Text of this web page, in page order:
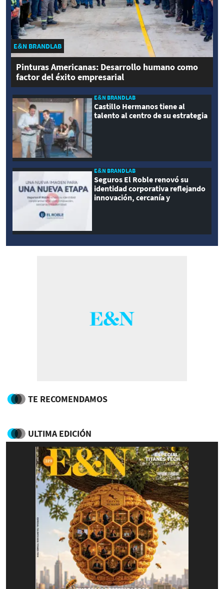
E&N BRANDLAB
Pinturas Americanas: Desarrollo humano como
factor del éxito empresarial
E&N BRANDLAB
Castillo Hermanos tiene al
talento al centro de su estrategia
E&N BRANDLAB
Seguros El Roble renovó su
identidad corporativa reflejando
innovación, cercanía y
TE RECOMENDAMOS
ULTIMA EDICIÓN